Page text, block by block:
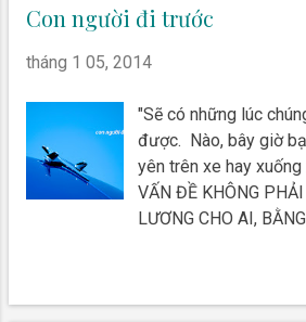
chủ tịch và phó chủ
Marketing Mix là
cũng như việc vận
Con người đi trước
tháng 1 05, 2014
"Sẽ có những lúc
được. Nào, bây giờ
yên trên xe hay
VẤN ĐỀ KHÔNG
LƯƠNG CHO AI,
Collins đã phân tích